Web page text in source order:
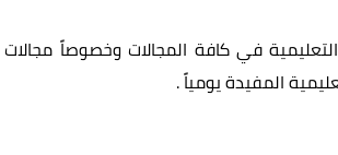
في كافة المجالات وخصوصاً مجالات
المفيدة يومياً.